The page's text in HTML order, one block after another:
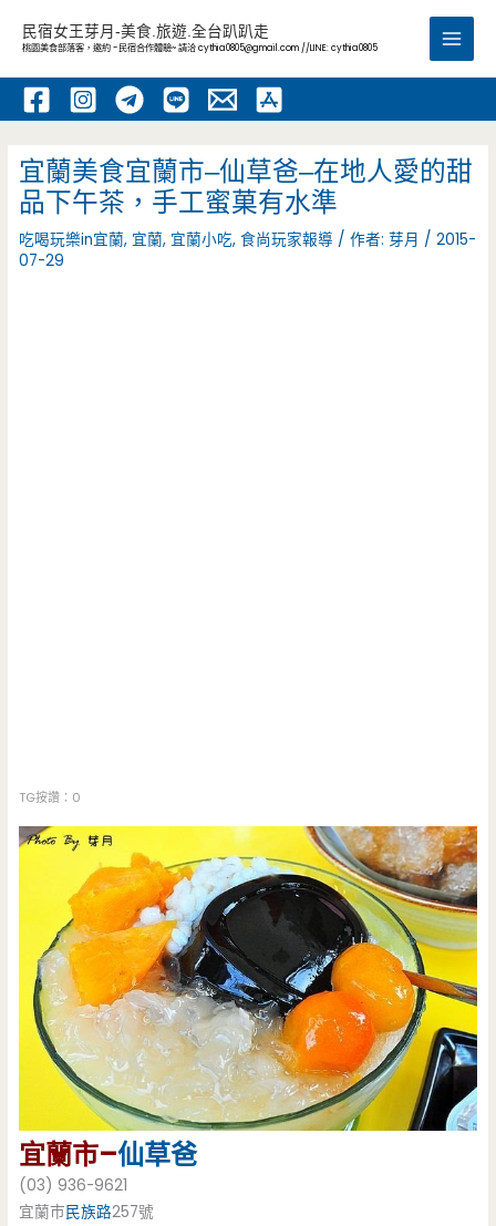
內
民宿女王芽月-美食.旅遊.全台趴趴走
桃園美食部落客，邀約 -民宿合作體驗~ 請洽cythia0805@gmail.com //LINE: cythia0805
Main
宜蘭美食宜蘭市–仙草爸–在地人愛的甜
品下午茶，手工蜜菓有水準
吃喝玩樂in宜蘭, 宜蘭, 宜蘭小吃,食尚玩家報導 / 作者:芽月 /2015-
07-29
TG按讚：0
宜蘭市–仙草爸
(03) 936-9621
宜蘭市民族路257號